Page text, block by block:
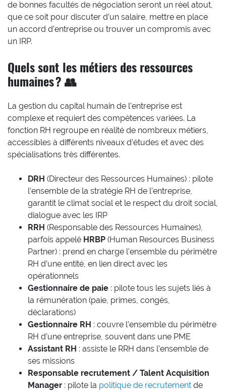
de bonnes facultés de négociation seront un réel atout,
que ce soit pour discuter d’un salaire, mettre en place
un accord d’entreprise ou trouver un compromis avec
un IRP.
Quels sont les métiers des ressources
humaines ? 👥
La gestion du capital humain de l’entreprise est
complexe et requiert des compétences variées. La
fonction RH regroupe en réalité de nombreux métiers,
accessibles à différents niveaux d’études et avec des
spécialisations très différentes.
DRH (Directeur des Ressources Humaines) : pilote
l’ensemble de la stratégie RH de l’entreprise,
garantit le climat social et le respect du droit social,
dialogue avec les IRP
RRH (Responsable des Ressources Humaines),
parfois appelé HRBP (Human Resources Business
Partner) : prend en charge l’ensemble du périmètre
RH d’une entité, en lien direct avec les
opérationnels
Gestionnaire de paie : pilote tous les sujets liés à
la rémunération (paie, primes, congés,
déclarations)
Gestionnaire RH : couvre l’ensemble du périmètre
RH d’une entreprise, souvent dans une PME
Assistant RH : assiste le RRH dans l’ensemble de
ses missions
Responsable recrutement / Talent Acquisition
Manager : pilote la politique de recrutement de